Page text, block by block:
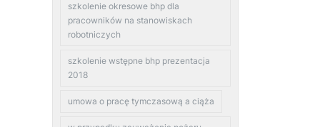
szkolenie okresowe bhp dla
pracowników na stanowiskach
robotniczych
szkolenie wstępne bhp prezentacja
2018
umowa o pracę tymczasową a ciąża